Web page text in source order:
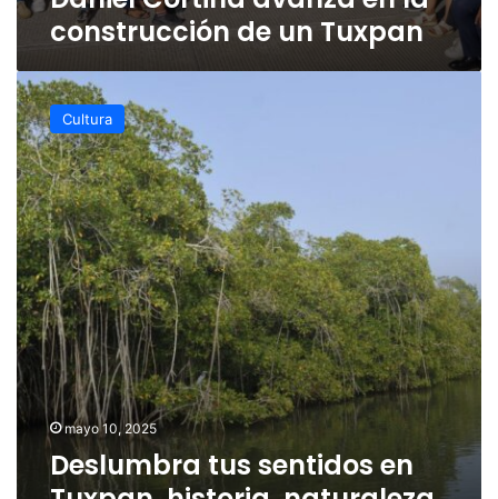
construcción de un Tuxpan
Deslumbra
tus
sentidos
en
Tuxpan,
historia,
naturaleza
y
sabor
del
Golfo
Cultura
mayo 10, 2025
Deslumbra tus sentidos en